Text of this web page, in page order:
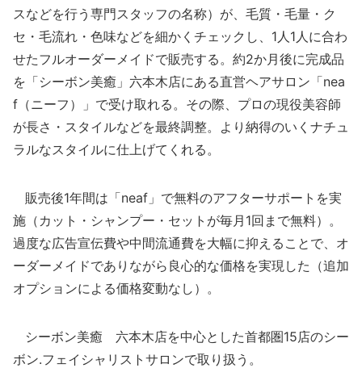
スなどを行う専門スタッフの名称）が、毛質・毛量・ク
セ・毛流れ・色味などを細かくチェックし、1人1人に合わ
せたフルオーダーメイドで販売する。約2か月後に完成品
を「シーボン美癒」六本木店にある直営ヘアサロン「nea
f（ニーフ）」で受け取れる。その際、プロの現役美容師
が長さ・スタイルなどを最終調整。より納得のいくナチュ
ラルなスタイルに仕上げてくれる。
販売後1年間は「neaf」で無料のアフターサポートを実
施（カット・シャンプー・セットが毎月1回まで無料）。
過度な広告宣伝費や中間流通費を大幅に抑えることで、オ
ーダーメイドでありながら良心的な価格を実現した（追加
オプションによる価格変動なし）。
シーボン美癒 六本木店を中心とした首都圏15店のシー
ボン.フェイシャリストサロンで取り扱う。